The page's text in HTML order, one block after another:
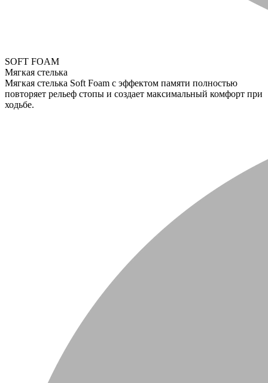
SOFT FOAM
Мягкая стелька
Мягкая стелька Soft Foam с эффектом памяти полностью
повторяет рельеф стопы и создает максимальный комфорт при
ходьбе.